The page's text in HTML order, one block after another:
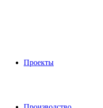
Проекты